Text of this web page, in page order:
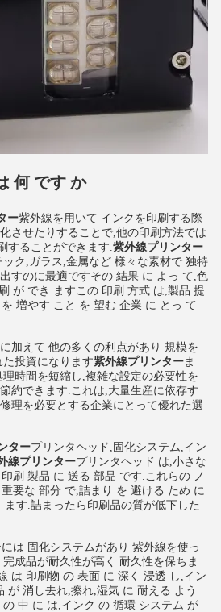
何 です か
ー紫外線を用いて インクを印刷する際
させたりすることで,他の印刷方法では
することができます.紫外線プリンター
ク,ガラス,金属など 様々な素材で 独特
すのに最適ですその 結果 に よっ て,色
が でき ますこの 印刷 方式 は,製品 提
増やす こと を 望む 企業 に とっ て
加えて 他の多くの利点があり 規模を
投資になります紫外線プリンターま
時間を短縮し,複雑な設定の必要性を
約できます.これは,大量生産に依存す
理を必要とする企業にとって優れた選
タープリンタヘッド,固化システム,イン
線プリンタープリンタヘッド は,小さな
刷 製品 に 送る 部品 です.これらの ノ
要な 部分 で,詰まり を 避ける ため に
す.詰まったら印刷品の質が低下した
は 固化システムがあり 紫外線を使っ
成品が耐久性が高く 耐久性を保ちま
は 印刷物 の 表面 に 深く 浸透 し,イン
が 消し去れ,擦れ,湿気 に 耐える よう
中 に は,インク の 循環 システム が